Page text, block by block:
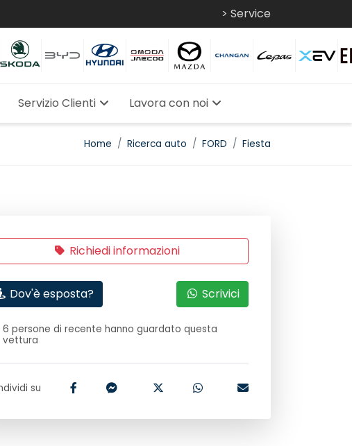
> Service
Servizio Clienti Lavora con noi
Home Ricerca auto FORD Fiesta
Richiedi informazioni
Dov'è esposta? Scrivici
6 persone di recente hanno guardato questa
vettura
su